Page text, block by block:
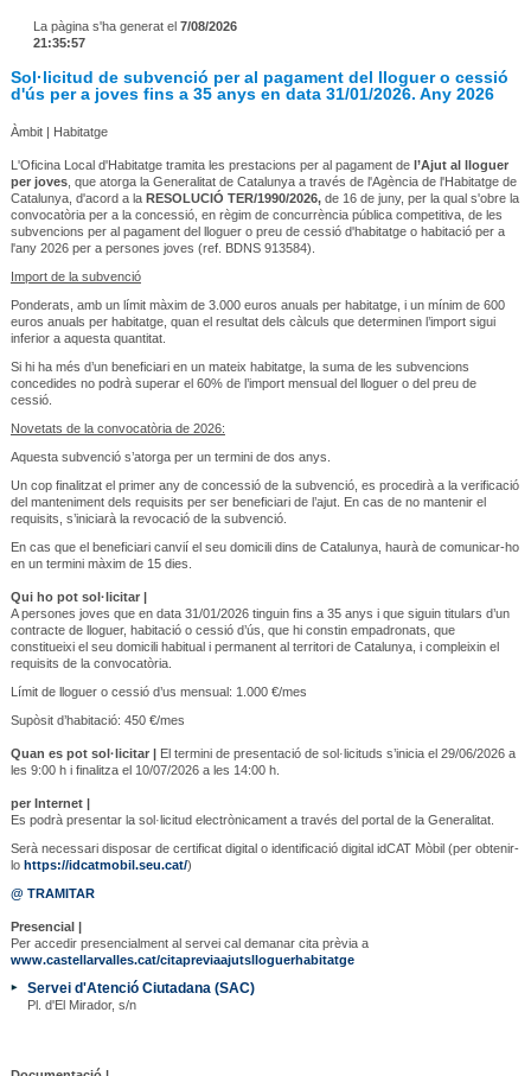
La pàgina s'ha generat el 7/08/2026
21:35:57
Sol·licitud de subvenció per al pagament del lloguer o cessió
d'ús per a joves fins a 35 anys en data 31/01/2026. Any 2026
Àmbit | Habitatge
L'Oficina Local d'Habitatge tramita les prestacions per al pagament de l’Ajut al lloguer
per joves, que atorga la Generalitat de Catalunya a través de l'Agència de l'Habitatge de
Catalunya, d'acord a laRESOLUCIÓ TER/1990/2026, de 16 de juny, per la qual s'obre la
convocatòria per a la concessió, en règim de concurrència pública competitiva, de les
subvencions per al pagament del lloguer o preu de cessió d'habitatge o habitació per a
l'any 2026 per a persones joves (ref. BDNS 913584).
Import de la subvenció
Ponderats, amb un límit màxim de 3.000 euros anuals per habitatge, i un mínim de 600
euros anuals per habitatge, quan el resultat dels càlculs que determinen l’import sigui
inferior a aquesta quantitat.
Si hi ha més d’un beneficiari en un mateix habitatge, la suma de les subvencions
concedides no podrà superar el 60% de l’import mensual del lloguer o del preu de
cessió.
Novetats de la convocatòria de 2026:
Aquesta subvenció s’atorga per un termini de dos anys.
Un cop finalitzat el primer any de concessió de la subvenció, es procedirà a la verificació
del manteniment dels requisits per ser beneficiari de l’ajut. En cas de no mantenir el
requisits, s’iniciarà la revocació de la subvenció.
En cas que el beneficiari canvií el seu domicili dins de Catalunya, haurà de comunicar-ho
en un termini màxim de 15 dies.
Qui ho pot sol·licitar |
A persones joves que en data 31/01/2026 tinguin fins a 35 anys i que siguin titulars d’un
contracte de lloguer, habitació o cessió d’ús, que hi constin empadronats, que
constitueixi el seu domicili habitual i permanent al territori de Catalunya, i compleixin el
requisits de la convocatòria.
Límit de lloguer o cessió d’us mensual: 1.000 €/mes
Supòsit d’habitació: 450 €/mes
Quan es pot sol·licitar | El termini de presentació de sol·licituds s’inicia el 29/06/2026 a
les 9:00 h i finalitza el 10/07/2026 a les 14:00 h.
per Internet |
Es podrà presentar la sol·licitud electrònicament a través del portal de la Generalitat.
Serà necessari disposar de certificat digital o identificació digital idCAT Mòbil (per obtenir-
lo https://idcatmobil.seu.cat/)
@ TRAMITAR
Presencial |
Per accedir presencialment al servei cal demanar cita prèvia a
www.castellarvalles.cat/citapreviaajutslloguerhabitatge
Servei d'Atenció Ciutadana (SAC)
Pl. d'El Mirador, s/n